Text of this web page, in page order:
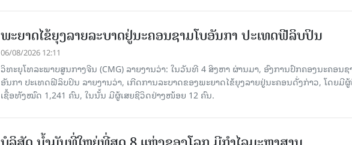
ພະຍາດໄຂ້ຍຸງລາຍລະບາດຢູ່ນະຄອນຊາມໂບ​ອັນກາ ປະເທດຟີລິບປິນ
06/08/2026 12:11
ວິທະຍຸໂທລະພາບສູນກາງຈີນ (CMG) ລາຍງານວ່າ: ໃນວັນທີ 4 ສິງ​ຫາ ຜ່ານມາ, ອົງການ​ປົກ​ຄອງນະຄອນຊ
ອັນກາ ປະເທດຟີລິບປິນ ລາຍ​ງານວ່າ, ເກີດ​ການລະບາດ​ຂອງພະຍາດໄຂ້ຍຸງລາຍຢູ່ນະຄອນດັ່ງກ່າວ, ໂດຍມີ
ເຊື້ອ​ທັງ​ໝົດ 1,241 ຄົນ, ໃນນັ້ນ ມີຜູ້ເສຍຊີວິດຢ່າງໜ້ອຍ 12 ຄົນ.